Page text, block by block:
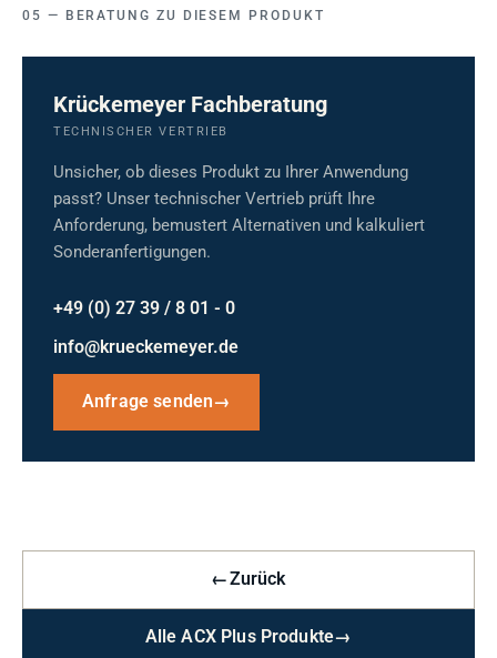
BERATUNG ZU DIESEM PRODUKT
Krückemeyer Fachberatung
TECHNISCHER VERTRIEB
Unsicher, ob dieses Produkt zu Ihrer Anwendung
passt? Unser technischer Vertrieb prüft Ihre
Anforderung, bemustert Alternativen und kalkuliert
Sonderanfertigungen.
+49 (0) 27 39 / 8 01 - 0
info@krueckemeyer.de
Anfrage senden→
←Zurück
Alle ACX Plus Produkte→